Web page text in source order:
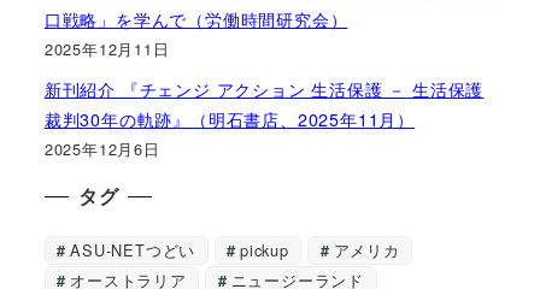
口戦略」を学んで（労働時間研究会）
2025年12月11日
新刊紹介 『チェンジ アクション 生活保護 － 生活保護
裁判30年の軌跡』（明石書店、2025年11月）
2025年12月6日
タグ
ASU-NETつどい pickup
アメリカ
オーストラリア
ニュージーランド